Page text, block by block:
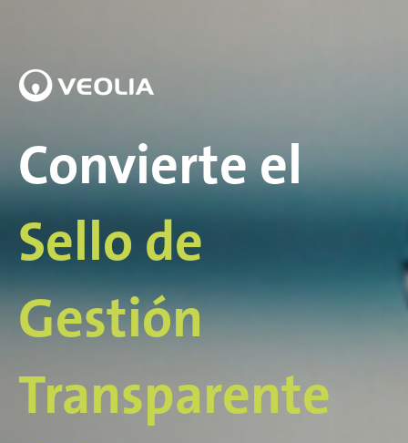
Convierte el
Sello de
Gestión
Transparente